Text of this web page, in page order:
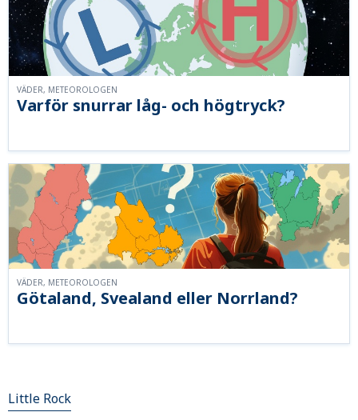
Varför snurrar låg- och högtryck?
VÄDER, METEOROLOGEN
Götaland, Svealand eller Norrland?
VÄDER, METEOROLOGEN
Little Rock